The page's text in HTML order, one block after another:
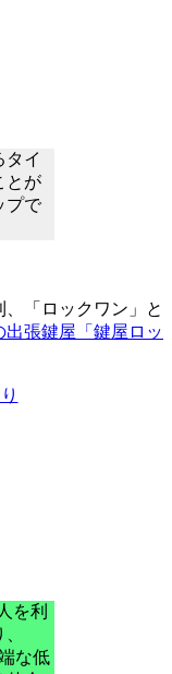
タイ
とが
プで
「ロックワン」と
出張鍵屋「鍵屋ロッ
を利
な低